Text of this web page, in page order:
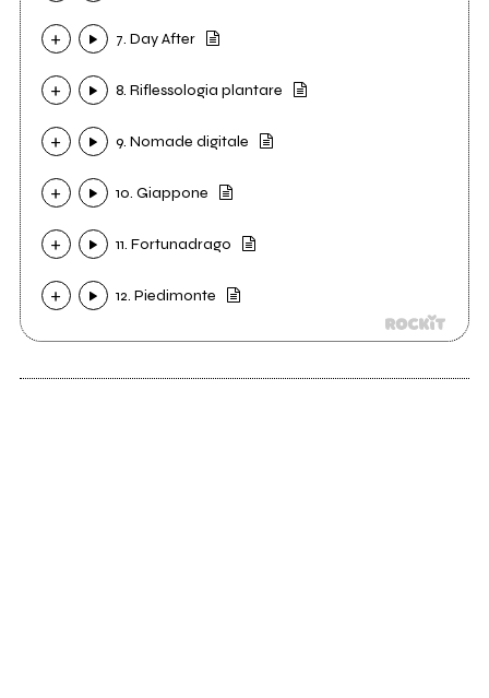
7. Day After
8. Riflessologia plantare
9. Nomade digitale
10. Giappone
11. Fortunadrago
12. Piedimonte